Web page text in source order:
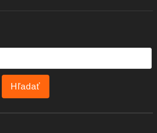
Hľadať